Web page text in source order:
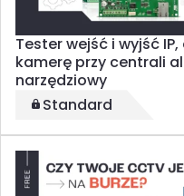
Tester wejść i wyjść
kamerę przy centrali
narzędziowy
Standard